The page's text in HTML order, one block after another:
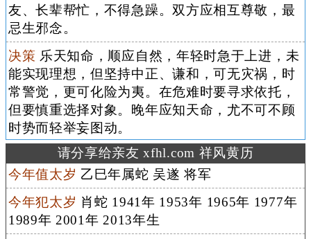
友、长辈帮忙，不得急躁。双方应相互尊敬，最
忌生邪念。
决策 乐天知命，顺应自然，年轻时急于上进，未
能实现理想，但坚持中正、谦和，可无灾祸，时
常警觉，更可化险为夷。在危难时要寻求依托，
但要慎重选择对象。晚年应知天命，尤不可不顾
时势而轻举妄图动。
请分享给亲友 xfhl.com 祥风黄历
今年值太岁 乙巳年属蛇 吴遂 将军
今年犯太岁 肖蛇 1941年 1953年 1965年 1977年
1989年 2001年 2013年生